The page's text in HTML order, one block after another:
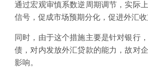
通过宏观审慎系数逆周期调节，实际
信号，促成市场预期分化，促进外汇收
同时，由于这个措施主要是针对银行
债，对内发放外汇贷款的能力，故对
影响。